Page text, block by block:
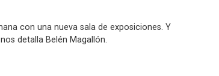
con una nueva sala de exposiciones. Y
detalla Belén Magallón.